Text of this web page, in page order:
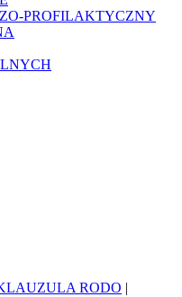
PROFILAKTYCZNY
RODO |